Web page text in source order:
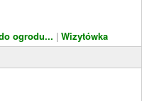
ogrodu... | Wizytówka